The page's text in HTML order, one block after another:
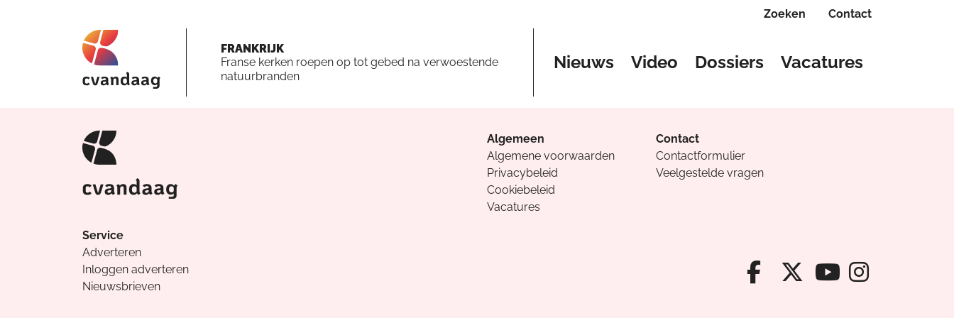
Zoeken Contact
FRANKRIJK
Franse kerken roepen op tot gebed na verwoestende
natuurbranden
Nieuws Video Dossiers Vacatures
Algemeen
Algemene voorwaarden
Privacybeleid
Cookiebeleid
Vacatures
Contact
Contactformulier
Veelgestelde vragen
Service
Adverteren
Inloggen adverteren
Nieuwsbrieven
Facebook van
X van